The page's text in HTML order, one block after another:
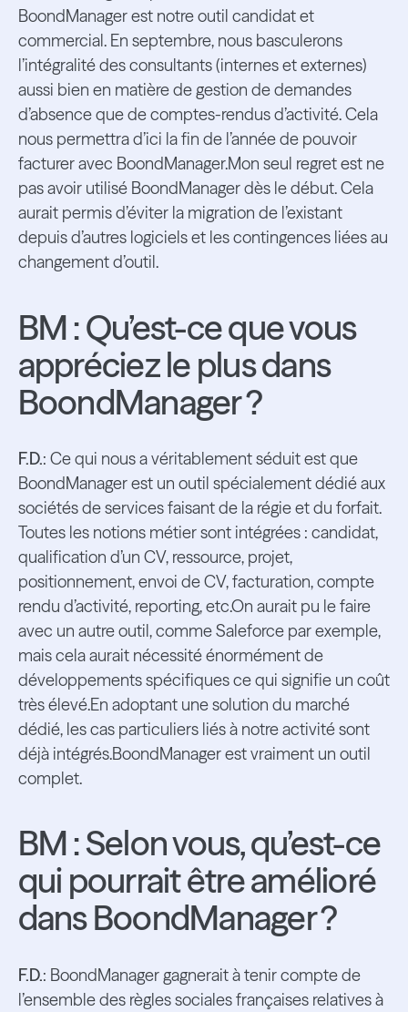
BoondManager est notre outil candidat et
commercial. En septembre, nous basculerons
l’intégralité des consultants (internes et externes)
aussi bien en matière de gestion de demandes
d’absence que de comptes-rendus d’activité. Cela
nous permettra d’ici la fin de l’année de pouvoir
facturer avec BoondManager.Mon seul regret est ne
pas avoir utilisé BoondManager dès le début. Cela
aurait permis d’éviter la migration de l’existant
depuis d’autres logiciels et les contingences liées au
changement d’outil.
BM : Qu’est-ce que vous
appréciez le plus dans
BoondManager ?
F.D.: Ce qui nous a véritablement séduit est que
BoondManager est un outil spécialement dédié aux
sociétés de services faisant de la régie et du forfait.
Toutes les notions métier sont intégrées : candidat,
qualification d’un CV, ressource, projet,
positionnement, envoi de CV, facturation, compte
rendu d’activité, reporting, etc.On aurait pu le faire
avec un autre outil, comme Saleforce par exemple,
mais cela aurait nécessité énormément de
développements spécifiques ce qui signifie un coût
très élevé.En adoptant une solution du marché
dédié, les cas particuliers liés à notre activité sont
déjà intégrés.BoondManager est vraiment un outil
complet.
BM : Selon vous, qu’est-ce
qui pourrait être amélioré
dans BoondManager ?
F.D.: BoondManager gagnerait à tenir compte de
l’ensemble des règles sociales françaises relatives à